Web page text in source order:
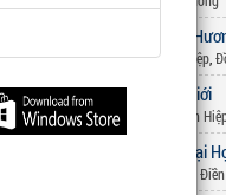
Cao Thủ Thâu
Sắc Hiệp,Kiếm Hiệp
3 Chân Võ Thế Giới
Huyền Huyễn Tiên